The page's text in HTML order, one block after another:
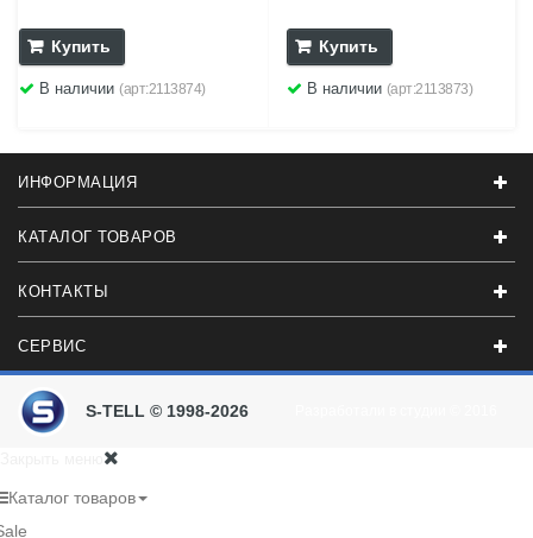
Купить
В наличии (арт:2113874)
Купить
В наличии (арт:2113873)
ИНФОРМАЦИЯ
КАТАЛОГ ТОВАРОВ
КОНТАКТЫ
СЕРВИС
S-TELL © 1998-2026
Каталог товаров